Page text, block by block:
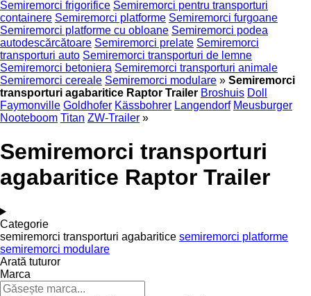
Semiremorci frigorifice Semiremorci pentru transporturi
containere Semiremorci platforme Semiremorci furgoane
Semiremorci platforme cu obloane Semiremorci podea
autodescărcătoare Semiremorci prelate Semiremorci
transporturi auto Semiremorci transporturi de lemne
Semiremorci betoniera Semiremorci transporturi animale
Semiremorci cereale Semiremorci modulare » Semiremorci
transporturi agabaritice Raptor Trailer Broshuis Doll
Faymonville Goldhofer Kässbohrer Langendorf Meusburger
Nooteboom Titan ZW-Trailer »
Semiremorci transporturi
agabaritice Raptor Trailer
Categorie
semiremorci transporturi agabaritice semiremorci platforme
semiremorci modulare
Arată tuturor
Marca